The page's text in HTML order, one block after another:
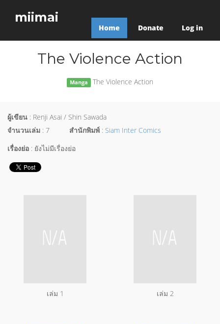
miimai
Home Donate Log in
The Violence Action
Manga The Violence Action
ผู้เขียน : Renji Asai / Shin Sawada
จำนวนเล่ม : 7 สำนักพิมพ์ : Siam Inter Comics
เรื่องย่อ : ยังไม่มีเรื่องย่อ
เล่ม 1 เล่ม 2